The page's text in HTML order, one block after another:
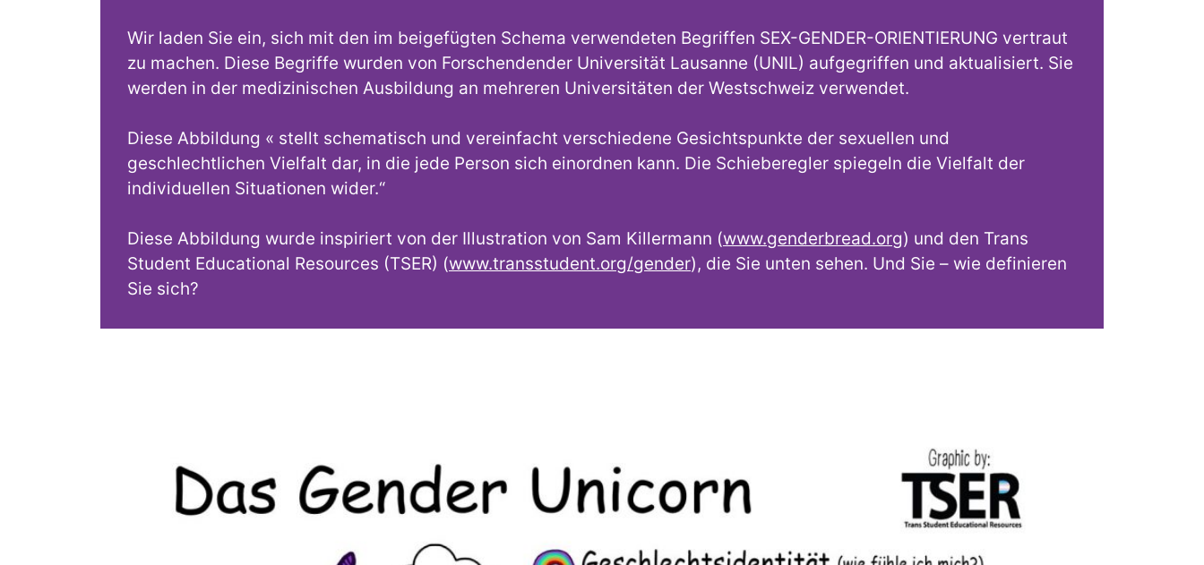
Wir laden Sie ein, sich mit den im beigefügten Schema verwendeten Begriffen SEX-GENDER-ORIENTIERUNG vertraut
zu machen. Diese Begriffe wurden von Forschendender Universität Lausanne (UNIL) aufgegriffen und aktualisiert. Sie
werden in der medizinischen Ausbildung an mehreren Universitäten der Westschweiz verwendet.
Diese Abbildung « stellt schematisch und vereinfacht verschiedene Gesichtspunkte der sexuellen und
geschlechtlichen Vielfalt dar, in die jede Person sich einordnen kann. Die Schieberegler spiegeln die Vielfalt der
individuellen Situationen wider.“
Diese Abbildung wurde inspiriert von der Illustration von Sam Killermann (www.genderbread.org) und den Trans
Student Educational Resources (TSER) (www.transstudent.org/gender), die Sie unten sehen. Und Sie – wie definieren
Sie sich?